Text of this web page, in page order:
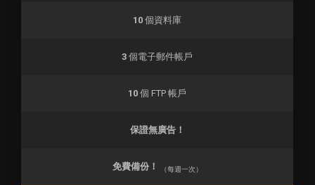
10 個資料庫
3 個電子郵件帳戶
10 個 FTP 帳戶
保證無廣告！
免費備份！ （每週一次）